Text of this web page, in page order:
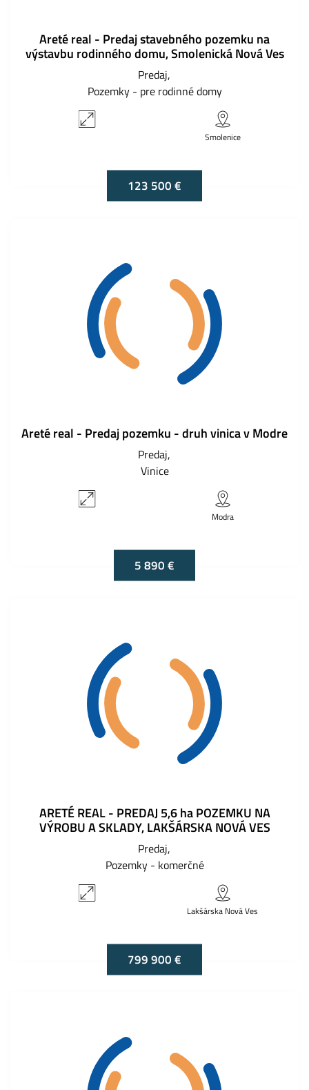
Areté real - Predaj stavebného pozemku na
výstavbu rodinného domu, Smolenická Nová Ves
Predaj
Pozemky - pre rodinné domy
Smolenice
123 500 €
Areté real - Predaj pozemku - druh vinica v Modre
Predaj
Vinice
Modra
5 890 €
ARETÉ REAL - PREDAJ 5,6 ha POZEMKU NA
VÝROBU A SKLADY, LAKŠÁRSKA NOVÁ VES
Predaj
Pozemky - komerčné
Lakšárska Nová Ves
799 900 €